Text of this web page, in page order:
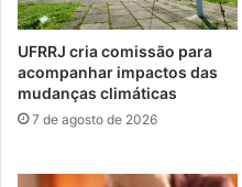
b
a
m
ã
P
S
l
a
UFRRJ cria comissão para
acompanhar impactos das
mudanças climáticas
7 de agosto de 2026